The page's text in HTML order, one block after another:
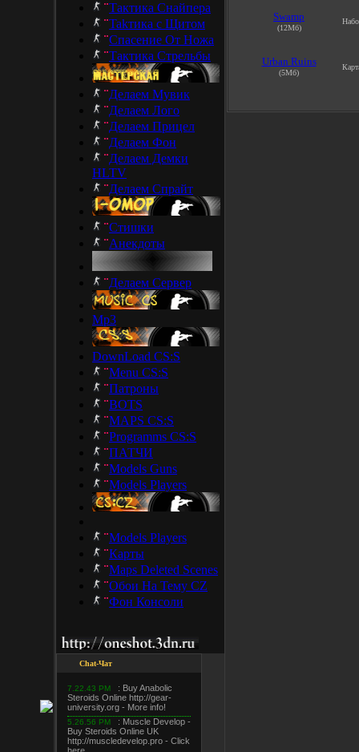
Тактика Снайпера
Takтика с Щитом
Спасение От Ножа
Тактика Стрельбы
Делаем Мувик
Делаем Лого
Делаем Прицел
Делаем Фон
Делаем Демки
HLTV
Делаем Спрайт
Стишки
Анекдоты
Делаем Сервер
Mp3
DownLoad CS:S
Menu CS:S
Патроны
BOTS
MAPS CS:S
Programms CS:S
ПАТЧИ
Models Guns
Models Players
Models Players
Карты
Maps Deleted Scenes
Обои На Тему CZ
Фон Консоли
Chat-Чат
Swamp
(12Мб)
Urban Ruins
(5Мб)